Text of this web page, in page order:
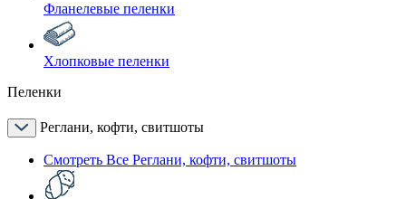
Фланелевые пеленки
Хлопковые пеленки
Пеленки
Реглани, кофти, свитшоты
Смотреть Все Реглани, кофти, свитшоты